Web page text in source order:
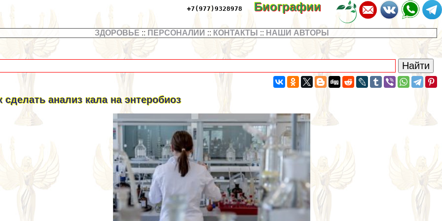
+7(977)9328978 Биографии
ЗДОРОВЬЕ :: ПЕРСОНАЛИИ :: КОНТАКТЫ :: НАШИ АВТОРЫ
сделать анализ кала на энтеробиоз